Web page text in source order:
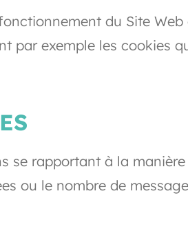
du Site Web
par exemple les cookies
se rapportant à la
ou le nombre de